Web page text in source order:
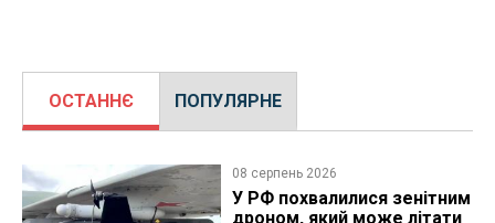
ОСТАННЄ ПОПУЛЯРНЕ
08 серпень 2026
У РФ похвалилися зенітним
дроном, який може літати